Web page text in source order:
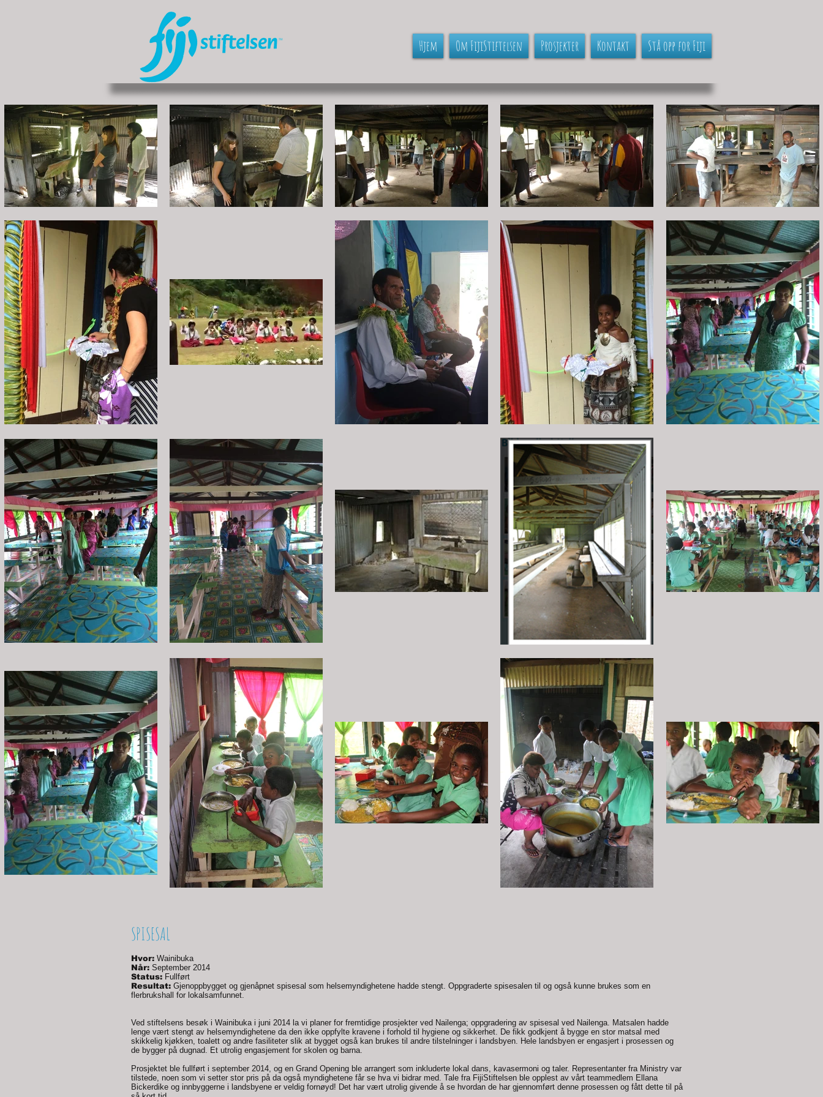
Hjem Om FijiStiftelsen Prosjekter Kontakt Stå opp for Fiji
SPISESAL
Hvor: Wainibuka
Når: September 2014
Status: Fullført
Resultat: Gjenoppbygget og gjenåpnet spisesal som helsemyndighetene hadde stengt. Oppgraderte spisesalen til og også kunne brukes som en
flerbrukshall for lokalsamfunnet.
Ved stiftelsens besøk i Wainibuka i juni 2014 la vi planer for fremtidige prosjekter ved Nailenga; oppgradering av spisesal ved Nailenga. Matsalen hadde
lenge vært stengt av helsemyndighetene da den ikke oppfylte kravene i forhold til hygiene og sikkerhet. De fikk godkjent å bygge en stor matsal med
skikkelig kjøkken, toalett og andre fasiliteter slik at bygget også kan brukes til andre tilstelninger i landsbyen. Hele landsbyen er engasjert i prosessen og
de bygger på dugnad. Et utrolig engasjement for skolen og barna.
Prosjektet ble fullført i september 2014, og en Grand Opening ble arrangert som inkluderte lokal dans, kavasermoni og taler. Representanter fra Ministry var
tilstede, noen som vi setter stor pris på da også myndighetene får se hva vi bidrar med. Tale fra FijiStiftelsen ble opplest av vårt teammedlem Ellana
Bickerdike og innbyggerne i landsbyene er veldig fornøyd! Det har vært utrolig givende å se hvordan de har gjennomført denne prosessen og fått dette til på